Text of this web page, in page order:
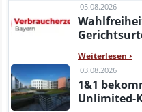
05.08.2026
Weiterlesen ›
03.08.2026
1&1
Unlimited-